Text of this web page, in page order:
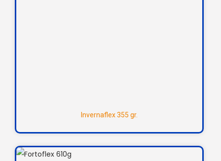
Invernaflex 355 gr.